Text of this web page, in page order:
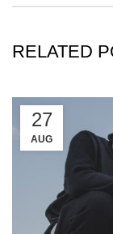
RELATED
27
AUG